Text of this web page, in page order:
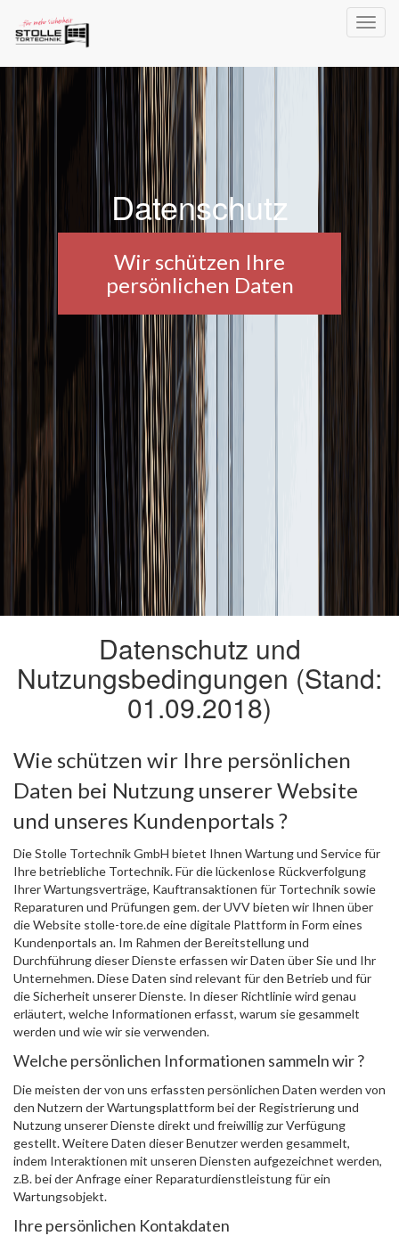
Datenschutz
Wir schützen Ihre
persönlichen Daten
Datenschutz und
Nutzungsbedingungen (Stand:
01.09.2018)
Wie schützen wir Ihre persönlichen
Daten bei Nutzung unserer Website
und unseres Kundenportals ?
Die Stolle Tortechnik GmbH bietet Ihnen Wartung und Service für
Ihre betriebliche Tortechnik. Für die lückenlose Rückverfolgung
Ihrer Wartungsverträge, Kauftransaktionen für Tortechnik sowie
Reparaturen und Prüfungen gem. der UVV bieten wir Ihnen über
die Website stolle-tore.de eine digitale Plattform in Form eines
Kundenportals an. Im Rahmen der Bereitstellung und
Durchführung dieser Dienste erfassen wir Daten über Sie und Ihr
Unternehmen. Diese Daten sind relevant für den Betrieb und für
die Sicherheit unserer Dienste. In dieser Richtlinie wird genau
erläutert, welche Informationen erfasst, warum sie gesammelt
werden und wie wir sie verwenden.
Welche persönlichen Informationen sammeln wir ?
Die meisten der von uns erfassten persönlichen Daten werden von
den Nutzern der Wartungsplattform bei der Registrierung und
Nutzung unserer Dienste direkt und freiwillig zur Verfügung
gestellt. Weitere Daten dieser Benutzer werden gesammelt,
indem Interaktionen mit unseren Diensten aufgezeichnet werden,
z.B. bei der Anfrage einer Reparaturdienstleistung für ein
Wartungsobjekt.
Ihre persönlichen Kontakdaten